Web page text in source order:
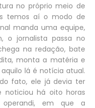
no próprio meio de
temos aí o modo de
manda uma equipe,
o jornalista passa no
na redação, bate
monta a matéria e
lá é notícia atual.
fato, ele já devia ter
noticiou há oito horas
em que a